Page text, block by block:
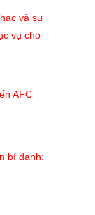
và sự
vụ cho
AFC
danh: 8Ω